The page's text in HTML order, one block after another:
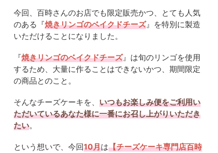
今回、百時さんのお店でも限定販売かつ、とても人気
のある『焼きリンゴのベイクドチーズ』を特別に製造
いただけることになりました。
『焼きリンゴのベイクドチーズ』は旬のリンゴを使用
するため、大量に作ることはできないかつ、期間限定
の商品とのこと。
そんなチーズケーキを、 いつもお楽しみ便をご利用い
ただいているあなた様に一番にお召し上がりいただき
たい。
という想いで、今回10月は【チーズケーキ専門店百時